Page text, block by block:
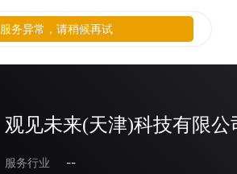
观见未来(天津)科技有限公
服务行业
--
服务异常，请稍候再试